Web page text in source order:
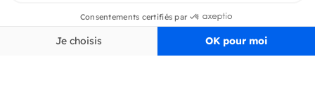
Inscrivez-vous et soyez au courant de toutes les dernières nouveautés de